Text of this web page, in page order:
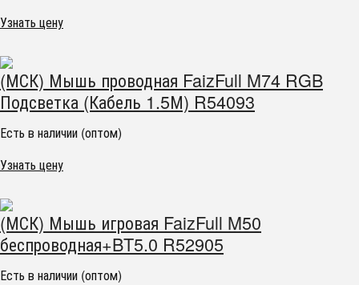
Узнать цену
(МСК) Мышь проводная FaizFull M74 RGB
Подсветка (Кабель 1.5М) R54093
Есть в наличии (оптом)
Узнать цену
(МСК) Мышь игровая FaizFull M50
беспроводная+BT5.0 R52905
Есть в наличии (оптом)